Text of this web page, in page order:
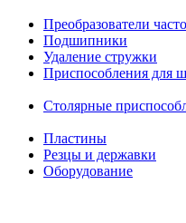
Преобразователи
Подшипники
Удаление стружки
Приспособления для
Столярные
Пластины
Резцы и державки
Оборудование